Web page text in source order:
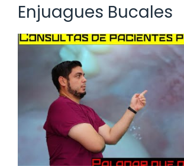
Enjuagues Bucales